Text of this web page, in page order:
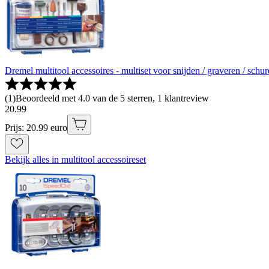
Dremel multitool accessoires - multiset voor snijden / graveren /
(1)Beoordeeld met 4.0 van de 5 sterren, 1 klantreview
20.99
Prijs: 20.99 euro
Bekijk alles in multitool accessoireset